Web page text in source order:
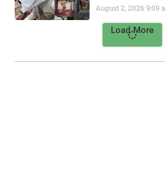
August 2, 20269:09
Load More